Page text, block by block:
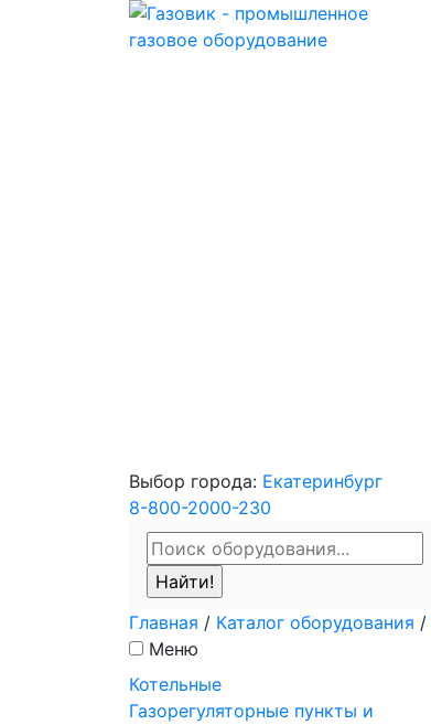
Выбор города: Екатеринбург
8-800-2000-230
Главная / Каталог оборудования /
Меню
Котельные
Газорегуляторные пункты и